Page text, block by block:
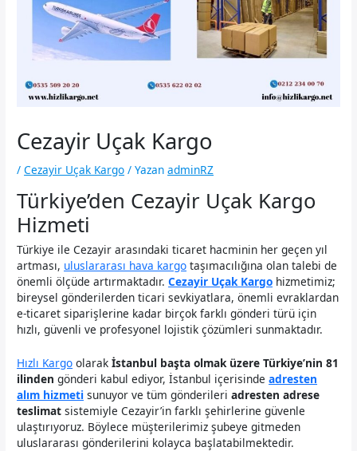
Cezayir Uçak Kargo
/Cezayir Uçak Kargo / Yazan adminRZ
Türkiye’den Cezayir Uçak Kargo
Hizmeti
Türkiye ile Cezayir arasındaki ticaret hacminin her geçen yıl
artması, uluslararası hava kargo taşımacılığına olan talebi de
önemli ölçüde artırmaktadır.Cezayir Uçak Kargo hizmetimiz;
bireysel gönderilerden ticari sevkiyatlara, önemli evraklardan
e-ticaret siparişlerine kadar birçok farklı gönderi türü için
hızlı, güvenli ve profesyonel lojistik çözümleri sunmaktadır.
Hızlı Kargo olarakİstanbul başta olmak üzere Türkiye’nin 81
ilinden gönderi kabul ediyor, İstanbul içerisindeadresten
alım hizmeti sunuyor ve tüm gönderileriadresten adrese
teslimat sistemiyle Cezayir’in farklı şehirlerine güvenle
ulaştırıyoruz. Böylece müşterilerimiz şubeye gitmeden
uluslararası gönderilerini kolayca başlatabilmektedir.